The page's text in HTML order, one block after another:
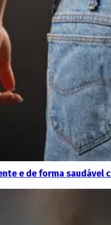
e de forma saudável